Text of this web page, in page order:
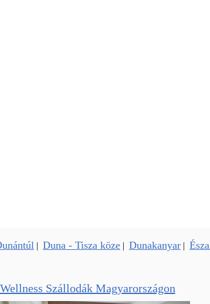
| Duna - Tisza köze | Dunakanyar |
Wellness Szállodák Magyarországon